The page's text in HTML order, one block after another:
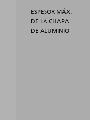
ESPESOR MÁX.
DE LA CHAPA
DE ALUMINIO